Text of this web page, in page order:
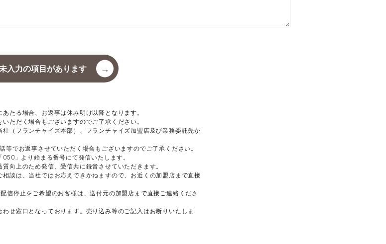
入力の項目があります
たる場合、お返事は休み明け以降となります。
ただく場合もございますのでご了承ください。
社（フランチャイズ本部）、フランチャイズ加盟店及び業務委託先か
等でお返事させていただく場合もございますのでご了承ください。
」より始まる番号にて発信いたします。
向上のため発信、受信共に録音させていただきます。
談は、当社ではお応えできかねますので、お近くの加盟店まで直接
信停止をご希望のお客様は、送付元の加盟店まで直接ご連絡くださ
せ窓口となっております。売り込み等のご記入はお断りいたしま